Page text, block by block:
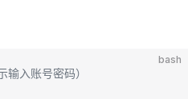
bash
输入账号密码）